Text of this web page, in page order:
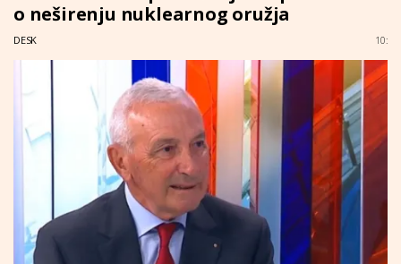
o neširenju nuklearnog oružja
DESK 10: